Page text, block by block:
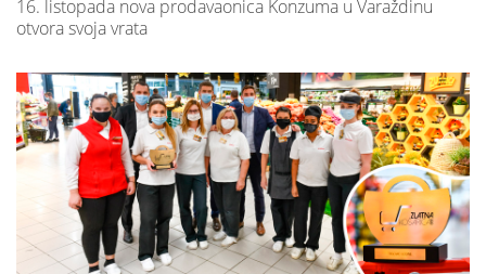
16. listopada nova prodavaonica Konzuma u Varaždinu
otvora svoja vrata